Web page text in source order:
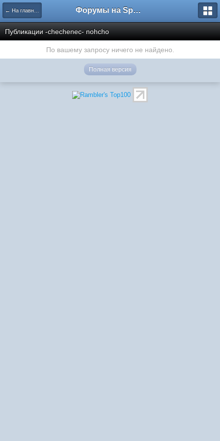
← На главную Форумы на Sportbox.ru
Публикации -chechenec- nohcho
По вашему запросу ничего не найдено.
Полная версия